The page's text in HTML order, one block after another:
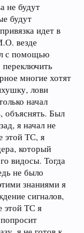
не будут
будут
идет в
везде
с помощью
многие хотят
лови
начал
объяснять. Был
я начал не
этой ТС, я
который
видосы. Тогда
не было
знаниями я
сигналов,
этой ТС я